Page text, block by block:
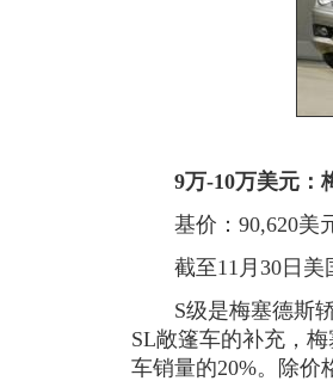
9万-10万美元：
基价：90,620美
截至11月30日美
S级是梅塞德斯轿
SL敞篷车的补充，
车销量的20%。除价